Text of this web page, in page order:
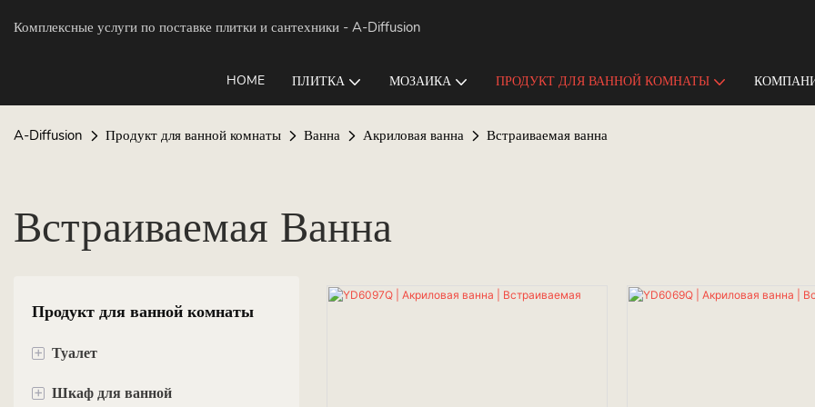
Комплексные услуги по поставке плитки и сантехники - A-Diffusion
HOME ПЛИТКА МОЗАИКА ПРОДУКТ ДЛЯ ВАННОЙ КОМНАТЫ
A-Diffusion Продукт для ванной комнаты Ванна Акриловая ванна Встраиваемая ванна
Встраиваемая Ванна
Продукт для ванной комнаты
+ Туалет
Подвесной унитаз
+ Шкаф для ванной